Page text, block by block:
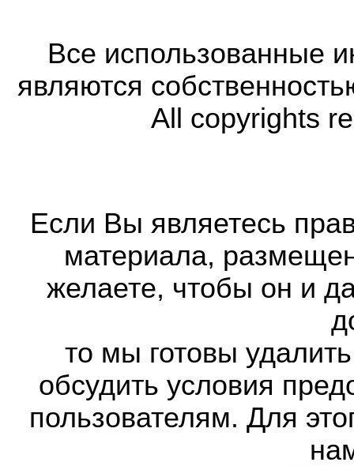
Все использованные
являются
All copyrights
Если Вы являетесь
материала,
желаете, чтобы он и
то мы готовы
обсудить условия
пользователям. Для